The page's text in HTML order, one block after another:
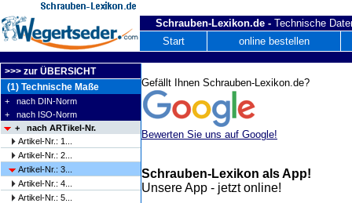
Schrauben-Lexikon.de - Technische
Start
online bestellen
>>> zur ÜBERSICHT
(1) Technische Maße
+ nach DIN-Norm
+ nach ISO-Norm
+ nach ARTikel-Nr.
Artikel-Nr.: 1...
Artikel-Nr.: 2...
Artikel-Nr.: 3...
Artikel-Nr.: 4...
Artikel-Nr.: 5...
Gefällt Ihnen Schrauben-Lexikon.de?
Bewerten Sie uns auf Google!
Schrauben-Lexikon als App!
Unsere App - jetzt online!